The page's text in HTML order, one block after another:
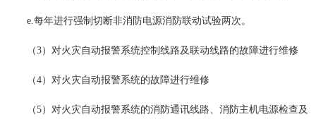
e.每年进行强制切断非消防电源消防联动试验两次。
（3）对火灾自动报警系统控制线路及联动线路的故障进行维修
（4）对火灾自动报警系统的故障进行维修
（5）对火灾自动报警系统的消防通讯线路、消防主机电源检查及